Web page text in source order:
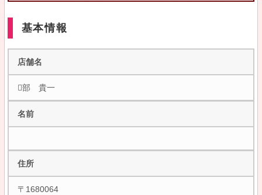
基本情報
店舗名
部 貴一
名前
住所
〒1680064